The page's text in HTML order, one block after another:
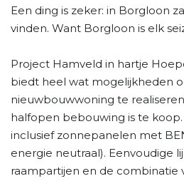
Een ding is zeker: in Borgloon
vinden. Want Borgloon is elk
Project Hamveld in hartje
biedt heel wat mogelijkheden
nieuwbouwwoning te
halfopen bebouwing is te
inclusief zonnepanelen met
energie neutraal). Eenvoudige
raampartijen en de combinatie